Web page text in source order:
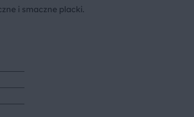
i smaczne placki.